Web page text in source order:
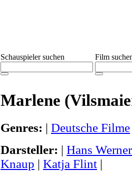
Schauspieler suchen Film
Marlene
Genres: | Deutsche Filme
Darsteller: | Hans
Knaup | Katja Flint |